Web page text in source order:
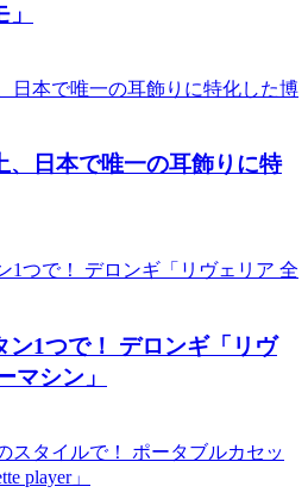
、日本で唯一の耳飾りに特
ン1つで！ デロンギ「リヴ
マシン」